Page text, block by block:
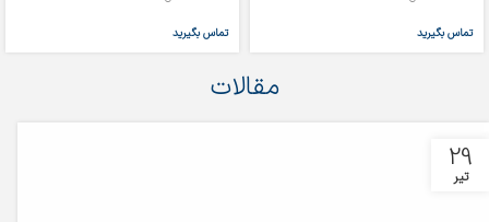
تماس بگیرید تماس بگیرید
مقالات
29
تیر